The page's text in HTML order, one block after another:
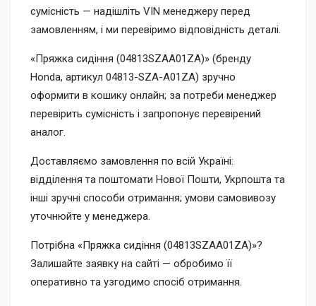
сумісність — надішліть VIN менеджеру перед
замовленням, і ми перевіримо відповідність деталі.
«Пряжка сидіння (04813SZAA01ZA)» (бренду
Honda, артикул 04813-SZA-A01ZA) зручно
оформити в кошику онлайн; за потреби менеджер
перевірить сумісність і запропонує перевірений
аналог.
Доставляємо замовлення по всій Україні:
відділення та поштомати Нової Пошти, Укрпошта та
інші зручні способи отримання; умови самовивозу
уточнюйте у менеджера.
Потрібна «Пряжка сидіння (04813SZAA01ZA)»?
Залишайте заявку на сайті — обробимо її
оперативно та узгодимо спосіб отримання.